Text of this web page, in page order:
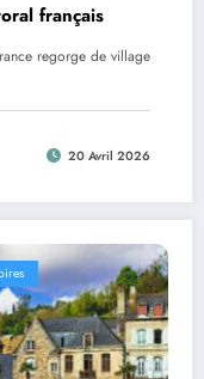
français
regorge de village
20 Avril 2026